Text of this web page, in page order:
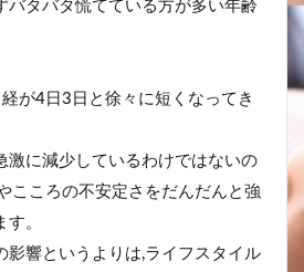
バタバタ慌てている方が多い年齢
が4日3日と徐々に短くなってき
激に減少しているわけではないの
こころの不安定さをだんだんと強
。
影響というよりは,ライフスタイル